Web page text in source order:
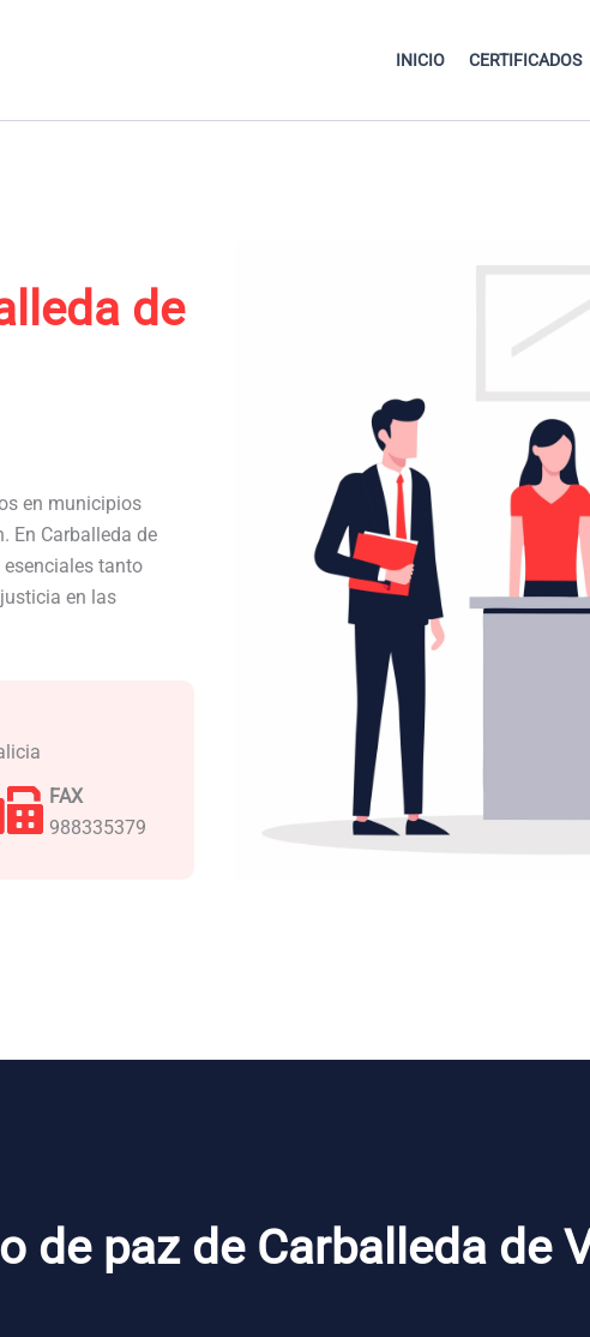
INICIO CERTIFICADOS
de
en municipios
En Carballeda de
esenciales tanto
en las
FAX
988335379
de paz de Carballeda de